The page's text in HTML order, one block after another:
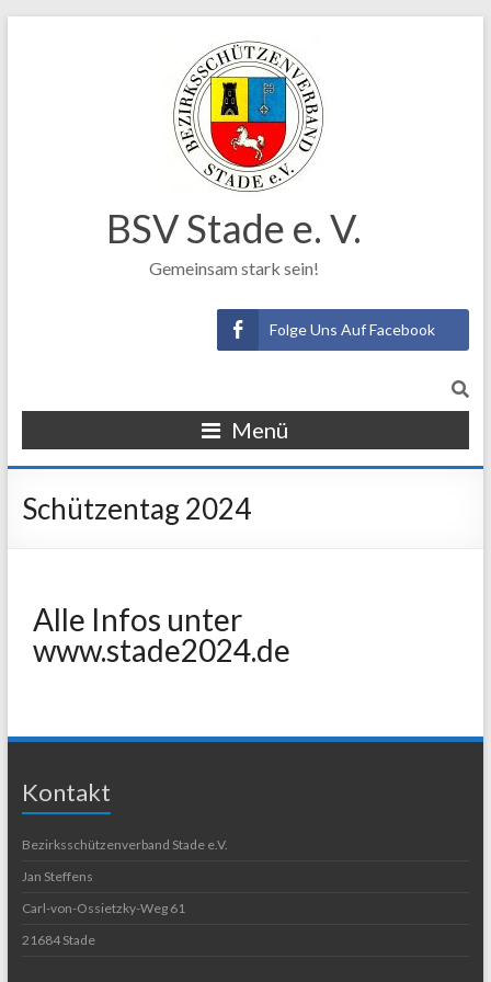
BSV Stade e. V.
Gemeinsam stark sein!
Folge Uns Auf Facebook
Menü
Schützentag 2024
Alle Infos unter
www.stade2024.de
Kontakt
Bezirksschützenverband Stade e.V.
Jan Steffens
Carl-von-Ossietzky-Weg 61
21684 Stade